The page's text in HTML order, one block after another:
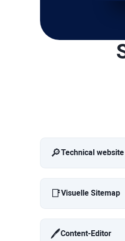
🔎Technical
📑Visuelle Sitemap
🖊️Content-Editor